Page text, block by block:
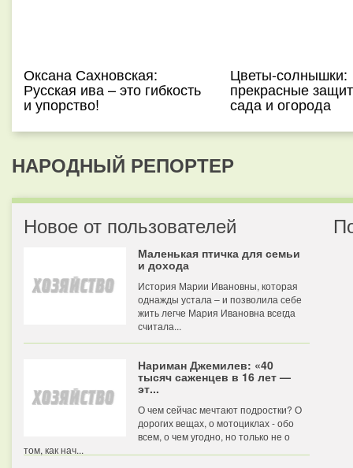
Оксана Сахновская:
Русская ива – это гибкость
и упорство!
Цветы-солнышки:
прекрасные
сада и огорода
НАРОДНЫЙ РЕПОРТЕР
Новое от пользователей
Маленькая птичка для семьи
и дохода
История Марии Ивановны, которая
однажды устала – и позволила себе
жить легче Мария Ивановна всегда
считала...
Нариман Джемилев: «40
тысяч саженцев в 16 лет —
эт...
О чем сейчас мечтают подростки? О
дорогих вещах, о мотоциклах - обо
всем, о чем угодно, но только не о
том, как нач...